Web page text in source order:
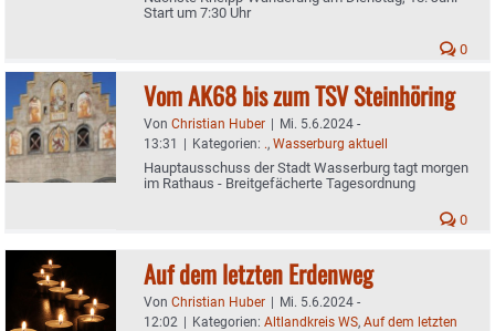
Start um 7:30 Uhr
0
Vom AK68 bis zum TSV Steinhöring
Von Christian Huber | Mi. 5.6.2024 -
13:31 | Kategorien: ., Wasserburg aktuell
Hauptausschuss der Stadt Wasserburg tagt morgen
im Rathaus - Breitgefächerte Tagesordnung
0
Auf dem letzten Erdenweg
Von Christian Huber | Mi. 5.6.2024 -
12:02 | Kategorien: Altlandkreis WS, Auf dem letzten